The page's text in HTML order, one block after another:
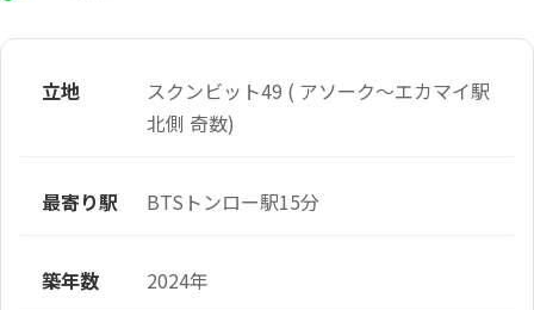
立地
スクンビット49 ( アソーク～エカマイ駅
北側 奇数)
最寄り駅 BTSトンロー駅15分
築年数 2024年